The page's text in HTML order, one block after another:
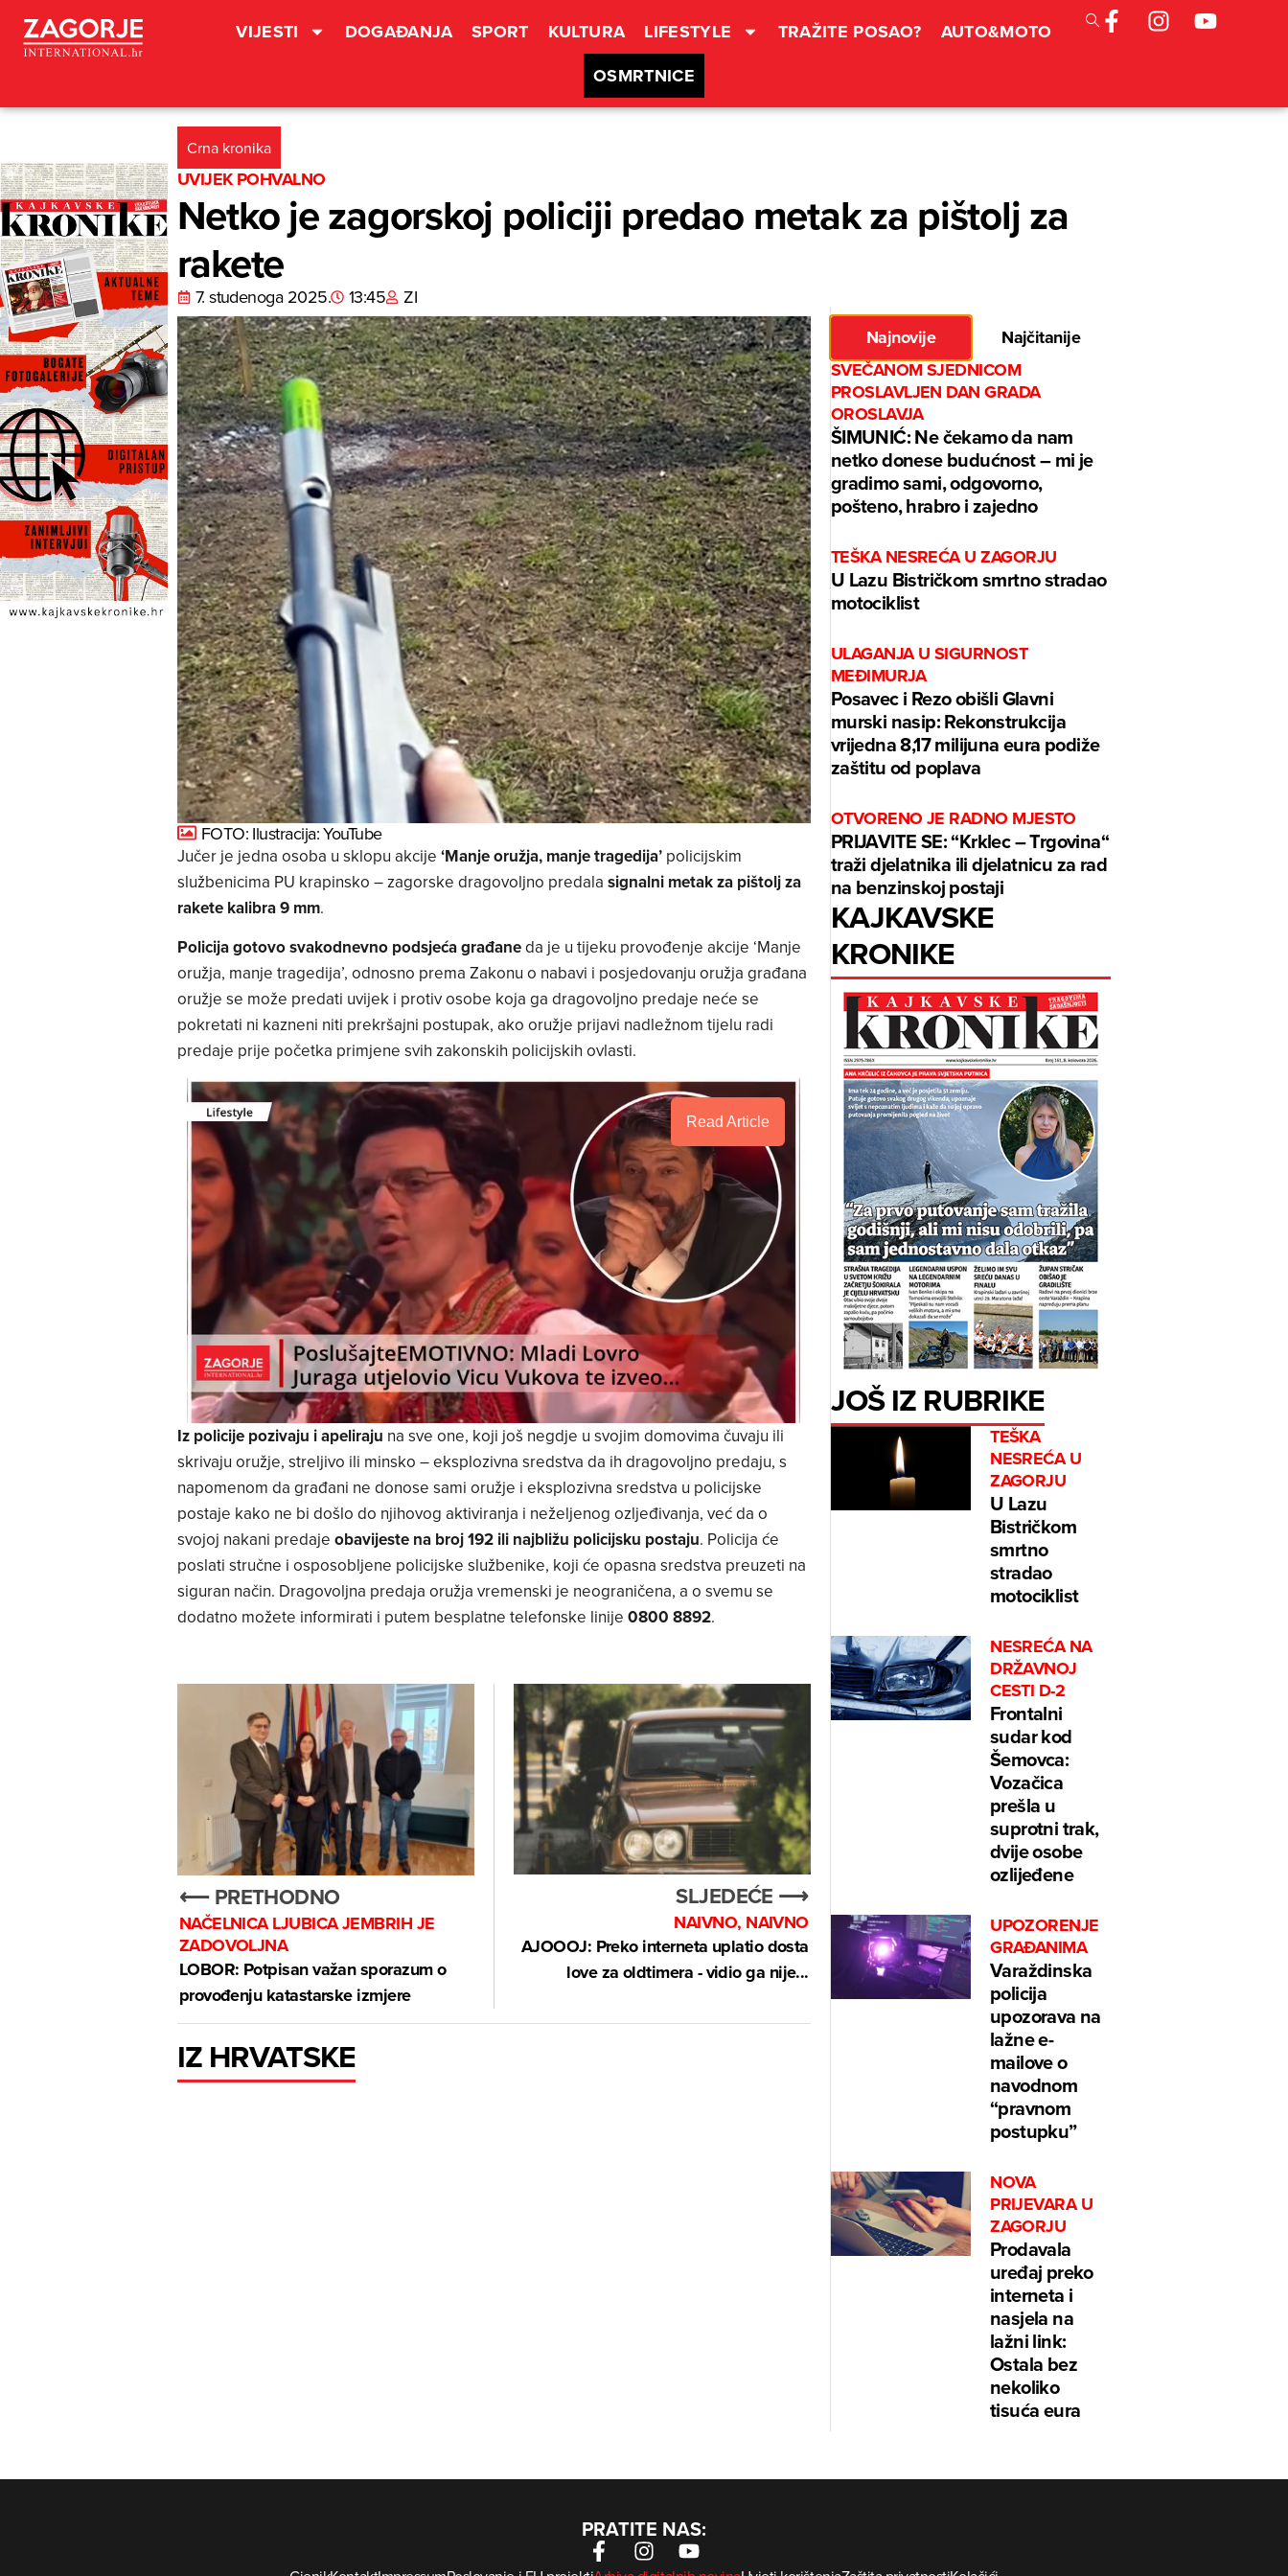
VIJESTI DOGAĐANJA SPORT KULTURA LIFESTYLE TRAŽITE POSAO?
AUTO&MOTO
OSMRTNICE
Crna kronika
UVIJEK POHVALNO
Netko je zagorskoj policiji predao metak za pištolj za
rakete
7. studenoga 2025. 13:45 ZI
FOTO: Ilustracija: YouTube
Jučer je jedna osoba u sklopu akcije ‘Manje oružja, manje tragedija’policijskim
službenicima PU krapinsko – zagorske dragovoljno predala signalni metak za pištolj za
rakete kalibra 9 mm.
Policija gotovo svakodnevno podsjeća građaneda je u tijeku provođenje akcije ‘Manje
oružja, manje tragedija’, odnosno prema Zakonu o nabavi i posjedovanju oružja građana
oružje se može predati uvijek i protiv osobe koja ga dragovoljno predaje neće se
pokretati ni kazneni niti prekršajni postupak, ako oružje prijavi nadležnom tijelu radi
predaje prije početka primjene svih zakonskih policijskih ovlasti.
Read Article
Iz policije pozivaju i apeliraju na sve one, koji još negdje u svojim domovima čuvaju ili
skrivaju oružje, streljivo ili minsko – eksplozivna sredstva da ih dragovoljno predaju, s
napomenom da građani ne donose sami oružje i eksplozivna sredstva u policijske
postaje kako ne bi došlo do njihovog aktiviranja i neželjenog ozljeđivanja, već da o
svojoj nakani predaje obavijeste na broj 192 ili najbližu policijsku postaju. Policija će
poslati stručne i osposobljene policijske službenike, koji će opasna sredstva preuzeti na
siguran način. Dragovoljna predaja oružja vremenski je neograničena, a o svemu se
dodatno možete informirati i putem besplatne telefonske linije 0800 8892.
⟵ PRETHODNO
NAČELNICA LJUBICA JEMBRIH JE
ZADOVOLJNA
LOBOR: Potpisan važan sporazum o
provođenju katastarske izmjere
SLJEDEĆE ⟶
NAIVNO, NAIVNO
AJOOOJ: Preko interneta uplatio dosta
love za oldtimera - vidio ga nije...
IZ HRVATSKE
Najnovije
Najčitanije
SVEČANOM SJEDNICOM
PROSLAVLJEN DAN GRADA
OROSLAVJA
ŠIMUNIĆ: Ne čekamo da nam
netko donese budućnost – mi je
gradimo sami, odgovorno,
pošteno, hrabro i zajedno
TEŠKA NESREĆA U ZAGORJU
U Lazu Bistričkom smrtno stradao
motociklist
ULAGANJA U SIGURNOST
MEĐIMURJA
Posavec i Rezo obišli Glavni
murski nasip: Rekonstrukcija
vrijedna 8,17 milijuna eura podiže
zaštitu od poplava
OTVORENO JE RADNO MJESTO
PRIJAVITE SE: “Krklec – Trgovina“
traži djelatnika ili djelatnicu za rad
na benzinskoj postaji
KAJKAVSKE
KRONIKE
JOŠ IZ RUBRIKE
TEŠKA
NESREĆA U
ZAGORJU
U Lazu
Bistričkom
smrtno
stradao
motociklist
NESREĆA NA
DRŽAVNOJ
CESTI D-2
Frontalni
sudar kod
Šemovca:
Vozačica
prešla u
suprotni trak,
dvije osobe
ozlijeđene
UPOZORENJE
GRAĐANIMA
Varaždinska
policija
upozorava na
lažne e-
mailove o
navodnom
“pravnom
postupku”
NOVA
PRIJEVARA U
ZAGORJU
Prodavala
uređaj preko
interneta i
nasjela na
lažni link:
Ostala bez
nekoliko
tisuća eura
PRATITE NAS: